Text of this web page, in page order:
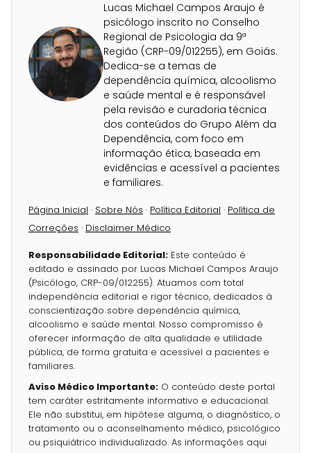
Lucas Michael Campos Araujo é
psicólogo inscrito no Conselho
Regional de Psicologia da 9ª
Região (CRP-09/012255), em Goiás.
Dedica-se a temas de
dependência química, alcoolismo
e saúde mental e é responsável
pela revisão e curadoria técnica
dos conteúdos do Grupo Além da
Dependência, com foco em
informação ética, baseada em
evidências e acessível a pacientes
e familiares.
Página Inicial · Sobre Nós · Política Editorial · Política de
Correções · Disclaimer Médico
Responsabilidade Editorial: Este conteúdo é
editado e assinado por Lucas Michael Campos Araujo
(Psicólogo, CRP-09/012255). Atuamos com total
independência editorial e rigor técnico, dedicados à
conscientização sobre dependência química,
alcoolismo e saúde mental. Nosso compromisso é
oferecer informação de alta qualidade e utilidade
pública, de forma gratuita e acessível a pacientes e
familiares.
Aviso Médico Importante: O conteúdo deste portal
tem caráter estritamente informativo e educacional.
Ele não substitui, em hipótese alguma, o diagnóstico, o
tratamento ou o aconselhamento médico, psicológico
ou psiquiátrico individualizado. As informações aqui